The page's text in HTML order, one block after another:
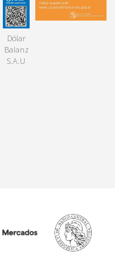
Dólar
Balanz
S.A.U